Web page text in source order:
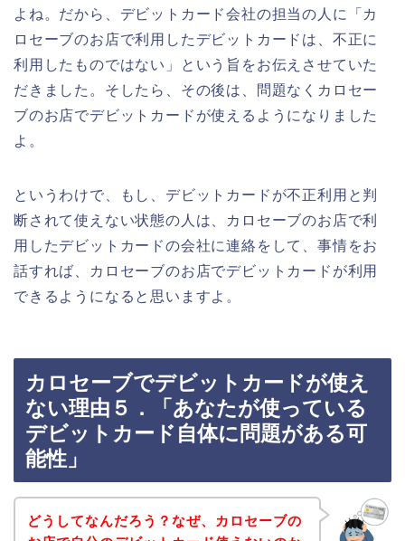
よね。だから、デビットカード会社の担当の人に「カ
ロセーブのお店で利用したデビットカードは、不正に
利用したものではない」という旨をお伝えさせていた
だきました。そしたら、その後は、問題なくカロセー
ブのお店でデビットカードが使えるようになりました
よ。
というわけで、もし、デビットカードが不正利用と判
断されて使えない状態の人は、カロセーブのお店で利
用したデビットカードの会社に連絡をして、事情をお
話すれば、カロセーブのお店でデビットカードが利用
できるようになると思いますよ。
カロセーブでデビットカードが使え
ない理由５．「あなたが使っている
デビットカード自体に問題がある可
能性」
どうしてなんだろう？なぜ、カロセーブの